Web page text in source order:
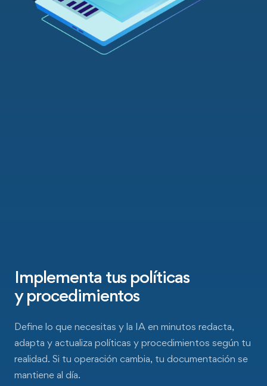
Implementa tus políticas
y procedimientos
Define lo que necesitas y la IA en minutos redacta,
adapta y actualiza políticas y procedimientos según tu
realidad. Si tu operación cambia, tu documentación se
mantiene al día.